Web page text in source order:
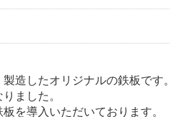
造したオリジナルの鉄板です。
ました。
を導入いただいております。